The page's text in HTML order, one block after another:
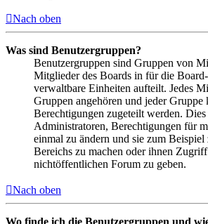
Nach oben
Was sind Benutzergruppen?
Benutzergruppen sind Gruppen von
Mitglieder des Boards in für die
verwaltbare Einheiten aufteilt. Jedes
Gruppen angehören und jeder Gruppe
Berechtigungen zugeteilt werden. Dies
Administratoren, Berechtigungen für
einmal zu ändern und sie zum
Bereichs zu machen oder ihnen
nichtöffentlichen Forum zu geben.
Nach oben